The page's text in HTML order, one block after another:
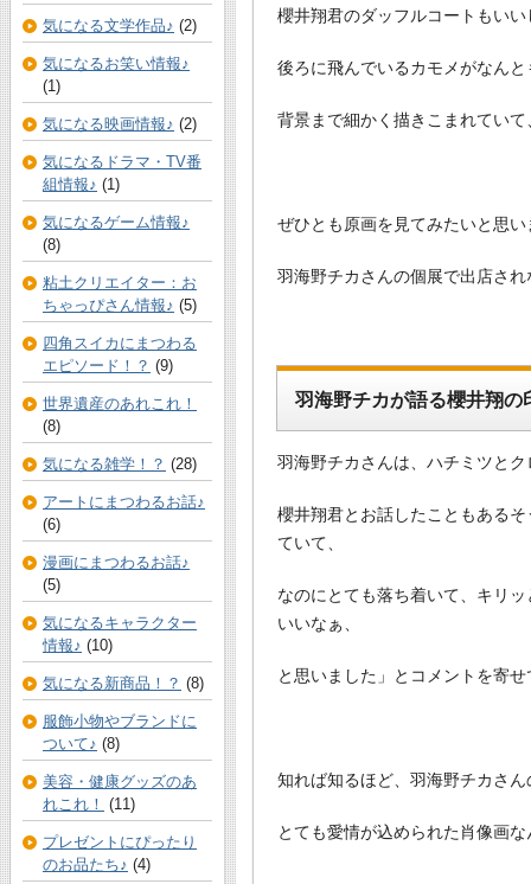
櫻井翔君のダッフルコートもいい
後ろに飛んでいるカモメがなん
背景まで細かく描きこまれてい
ぜひとも原画を見てみたいと思い
羽海野チカさんの個展で出店さ
羽海野チカが語る櫻井翔の
羽海野チカさんは、ハチミツと
櫻井翔君とお話したこともある
ていて、
なのにとても落ち着いて、キリ
いいなぁ、
と思いました」とコメントを寄
知れば知るほど、羽海野チカさ
とても愛情が込められた肖像画
気になる文学作品♪ (2)
気になるお笑い情報♪
(1)
気になる映画情報♪ (2)
気になるドラマ・TV番
組情報♪ (1)
気になるゲーム情報♪
(8)
粘土クリエイター：お
ちゃっぴさん情報♪ (5)
四角スイカにまつわる
エピソード！？ (9)
世界遺産のあれこれ！
(8)
気になる雑学！？ (28)
アートにまつわるお話♪
(6)
漫画にまつわるお話♪
(5)
気になるキャラクター
情報♪ (10)
気になる新商品！？ (8)
服飾小物やブランドに
ついて♪ (8)
美容・健康グッズのあ
れこれ！ (11)
プレゼントにぴったり
のお品たち♪ (4)